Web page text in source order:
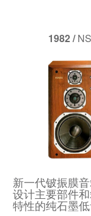
1982 /
新一代铍振膜
设计主要部件
特性的纯石墨